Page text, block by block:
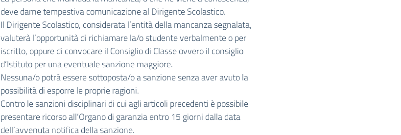
deve darne tempestiva comunicazione al Dirigente Scolastico.
Il Dirigente Scolastico, considerata l’entità della mancanza segnalata,
valuterà l’opportunità di richiamare la/o studente verbalmente o per
iscritto, oppure di convocare il Consiglio di Classe ovvero il consiglio
d’Istituto per una eventuale sanzione maggiore.
Nessuna/o potrà essere sottoposta/o a sanzione senza aver avuto la
possibilità di esporre le proprie ragioni.
Contro le sanzioni disciplinari di cui agli articoli precedenti è possibile
presentare ricorso all’Organo di garanzia entro 15 giorni dalla data
dell’avvenuta notifica della sanzione.